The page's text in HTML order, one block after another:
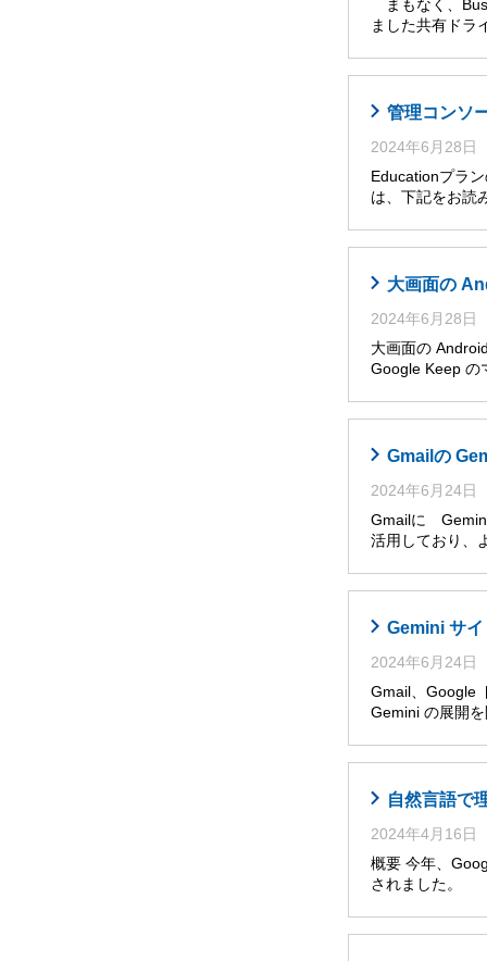
まもなく、
ました共有ドラ
管理コンソ
2024年6月28日
Educationプラ
は、下記をお
大画面の
2024年6月28日
大画面の
Google Keep の
Gmailの
2024年6月24日
Gmailに Gemini
活用しており、
Gemini サ
2024年6月24日
Gmail、Google
Gemini の展開
自然言語で
2024年4月16日
概要 今年、
されました。